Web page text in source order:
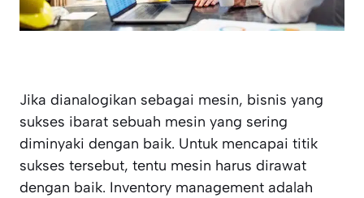
Jika dianalogikan sebagai mesin, bisnis yang
sukses ibarat sebuah mesin yang sering
diminyaki dengan baik. Untuk mencapai titik
sukses tersebut, tentu mesin harus dirawat
dengan baik. Inventory management adalah